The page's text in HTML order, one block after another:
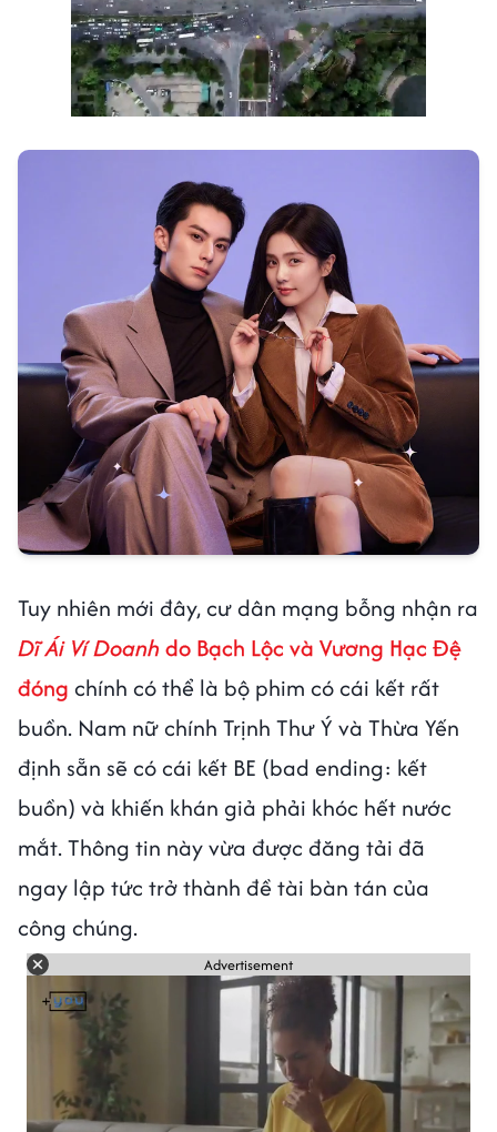
Tuy nhiên mới đây, cư dân mạng bỗng nhận ra
Dĩ Ái Ví Doanh do Bạch Lộc và Vương Hạc Đệ
đóng chính có thể là bộ phim có cái kết rất
buồn. Nam nữ chính Trịnh Thư Ý và Thừa Yến
định sẵn sẽ có cái kết BE (bad ending: kết
buồn) và khiến khán giả phải khóc hết nước
mắt. Thông tin này vừa được đăng tải đã
ngay lập tức trở thành đề tài bàn tán của
công chúng.
Advertisement